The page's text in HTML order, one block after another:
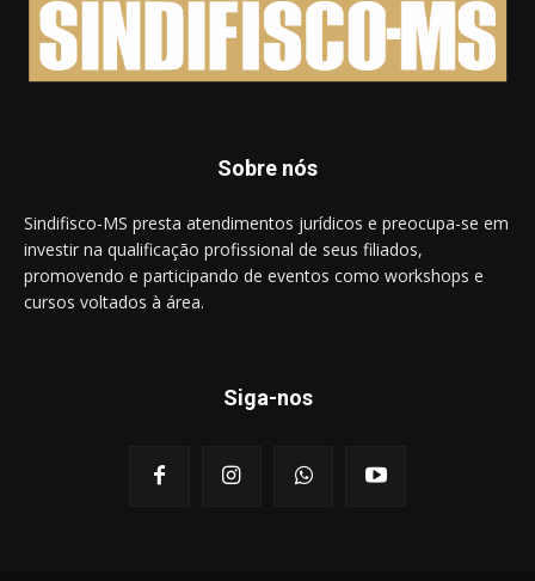
Sobre nós
Sindifisco-MS presta atendimentos jurídicos e preocupa-se em
investir na qualificação profissional de seus filiados,
promovendo e participando de eventos como workshops e
cursos voltados à área.
Siga-nos